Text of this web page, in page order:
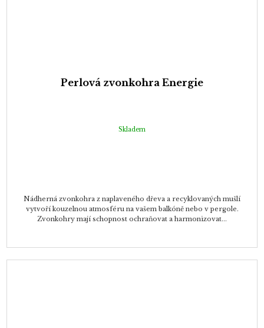
Perlová zvonkohra Energie
Skladem
Nádherná zvonkohra z naplaveného dřeva a recyklovaných mušlí
vytvoří kouzelnou atmosféru na vašem balkóně nebo v pergole.
Zvonkohry mají schopnost ochraňovat a harmonizovat...